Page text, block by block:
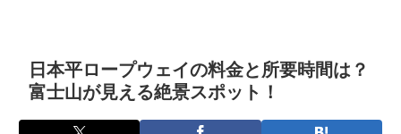
日本平ロープウェイの料金と所要時間は？
富士山が見える絶景スポット！